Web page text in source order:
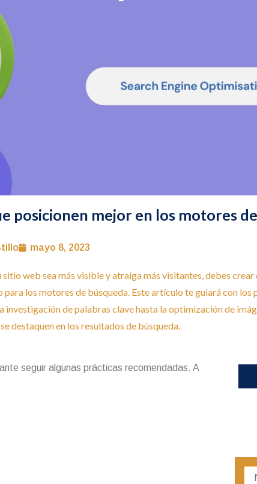
posicionen mejor en los motores
mayo 8, 2023
sitio web sea más visible y atraiga más visitantes, debes
los motores de búsqueda. Este artículo te guiará con los
investigación de palabras clave hasta la optimización de
destaquen en los resultados de búsqueda.
seguir algunas prácticas recomendadas. A